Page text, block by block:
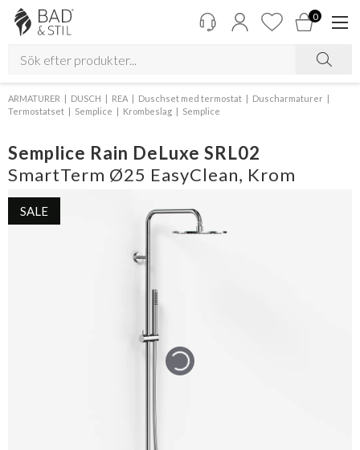
0
ARMATURER DUSCH REA Duschset med termostat
Duscharmaturer
Termostatset
Semplice Krombeslag Semplice
Semplice Rain DeLuxe SRL02
SmartTerm Ø25 EasyClean, Krom
SALE